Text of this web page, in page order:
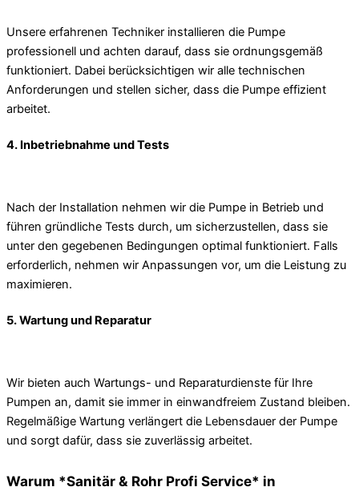
Unsere erfahrenen Techniker installieren die Pumpe
professionell und achten darauf, dass sie ordnungsgemäß
funktioniert. Dabei berücksichtigen wir alle technischen
Anforderungen und stellen sicher, dass die Pumpe effizient
arbeitet.
4. Inbetriebnahme und Tests
Nach der Installation nehmen wir die Pumpe in Betrieb und
führen gründliche Tests durch, um sicherzustellen, dass sie
unter den gegebenen Bedingungen optimal funktioniert. Falls
erforderlich, nehmen wir Anpassungen vor, um die Leistung zu
maximieren.
5. Wartung und Reparatur
Wir bieten auch Wartungs- und Reparaturdienste für Ihre
Pumpen an, damit sie immer in einwandfreiem Zustand bleiben.
Regelmäßige Wartung verlängert die Lebensdauer der Pumpe
und sorgt dafür, dass sie zuverlässig arbeitet.
Warum *Sanitär & Rohr Profi Service* in